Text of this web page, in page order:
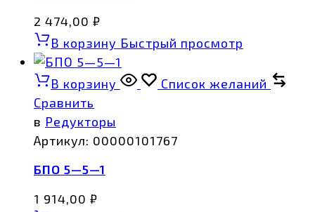
2 474,00 ₽
В корзину Быстрый просмотр
В корзину
Список желаний
Сравнить
в Редукторы
Артикул: 00000101767
БПО 5—5—1
1 914,00 ₽